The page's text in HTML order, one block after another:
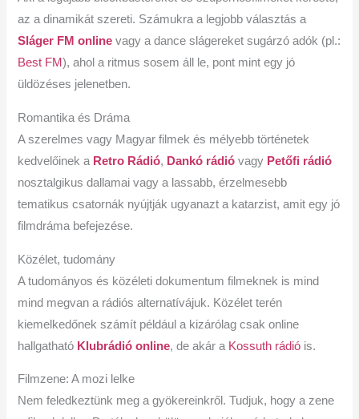
az a dinamikát szereti. Számukra a legjobb választás a
Sláger FM online vagy a dance slágereket sugárzó adók (pl.:
Best FM), ahol a ritmus sosem áll le, pont mint egy jó
üldözéses jelenetben.
Romantika és Dráma
A szerelmes vagy Magyar filmek és mélyebb történetek
kedvelőinek a Retro Rádió, Dankó rádió vagy Petőfi rádió
nosztalgikus dallamai vagy a lassabb, érzelmesebb
tematikus csatornák nyújtják ugyanazt a katarzist, amit egy jó
filmdráma befejezése.
Közélet, tudomány
A tudományos és közéleti dokumentum filmeknek is mind
mind megvan a rádiós alternatívájuk. Közélet terén
kiemelkedőnek számít például a kizárólag csak online
hallgatható Klubrádió online, de akár a Kossuth rádió is.
Filmzene: A mozi lelke
Nem feledkeztünk meg a gyökereinkről. Tudjuk, hogy a zene